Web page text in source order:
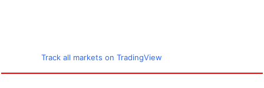
Track all markets on TradingView